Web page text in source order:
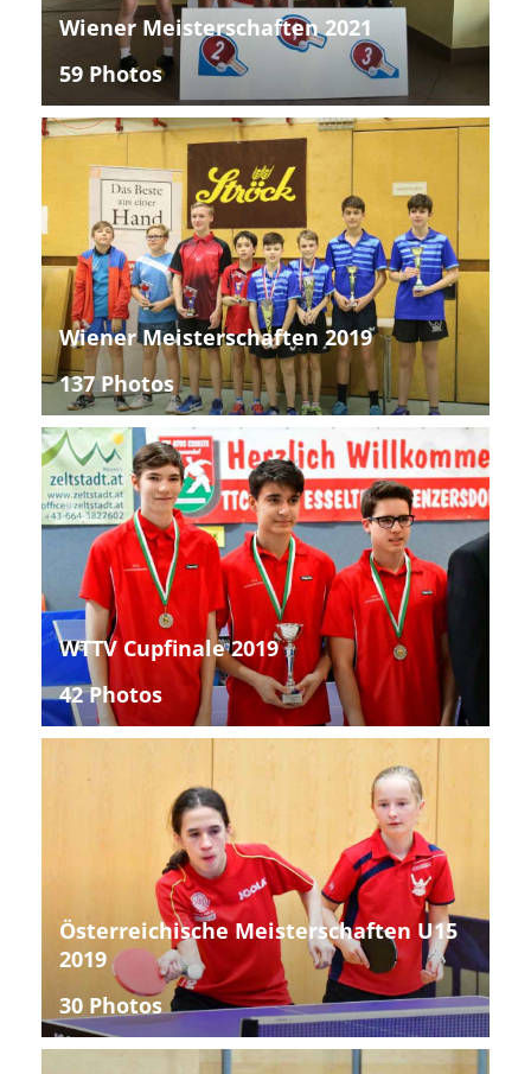
Wiener Meisterschaften 2021
59 Photos
Wiener Meisterschaften 2019
137 Photos
WTTV Cupfinale 2019
42 Photos
Österreichische Meisterschaften U15
2019
30 Photos